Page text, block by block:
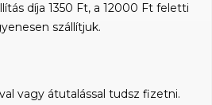
díja 1350 Ft, a 12000 Ft feletti
szállítjuk.
vagy átutalással tudsz fizetni.